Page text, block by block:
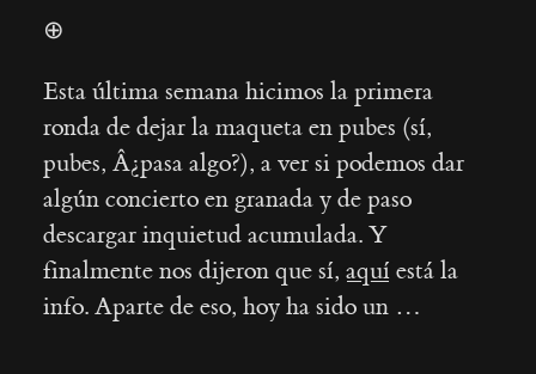
⊕
Esta última semana hicimos la primera
ronda de dejar la maqueta en pubes (sí,
pubes, Â¿pasa algo?), a ver si podemos dar
algún concierto en granada y de paso
descargar inquietud acumulada. Y
finalmente nos dijeron que sí, aquíestá la
info. Aparte de eso, hoy ha sido un …